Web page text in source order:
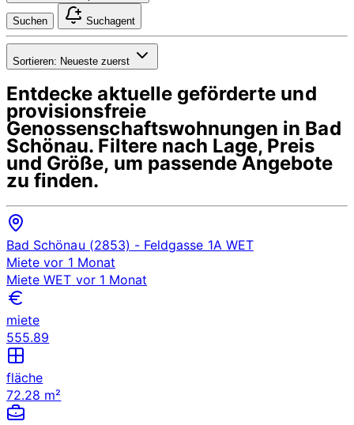
Suchen Suchagent
Sortieren: Neueste zuerst
Entdecke aktuelle geförderte und
provisionsfreie
Genossenschaftswohnungen in Bad
Schönau. Filtere nach Lage, Preis
und Größe, um passende Angebote
zu finden.
Bad Schönau (2853) - Feldgasse 1A WET
Miete vor 1 Monat
Miete WET vor 1 Monat
miete
555.89
fläche
72.28 m²